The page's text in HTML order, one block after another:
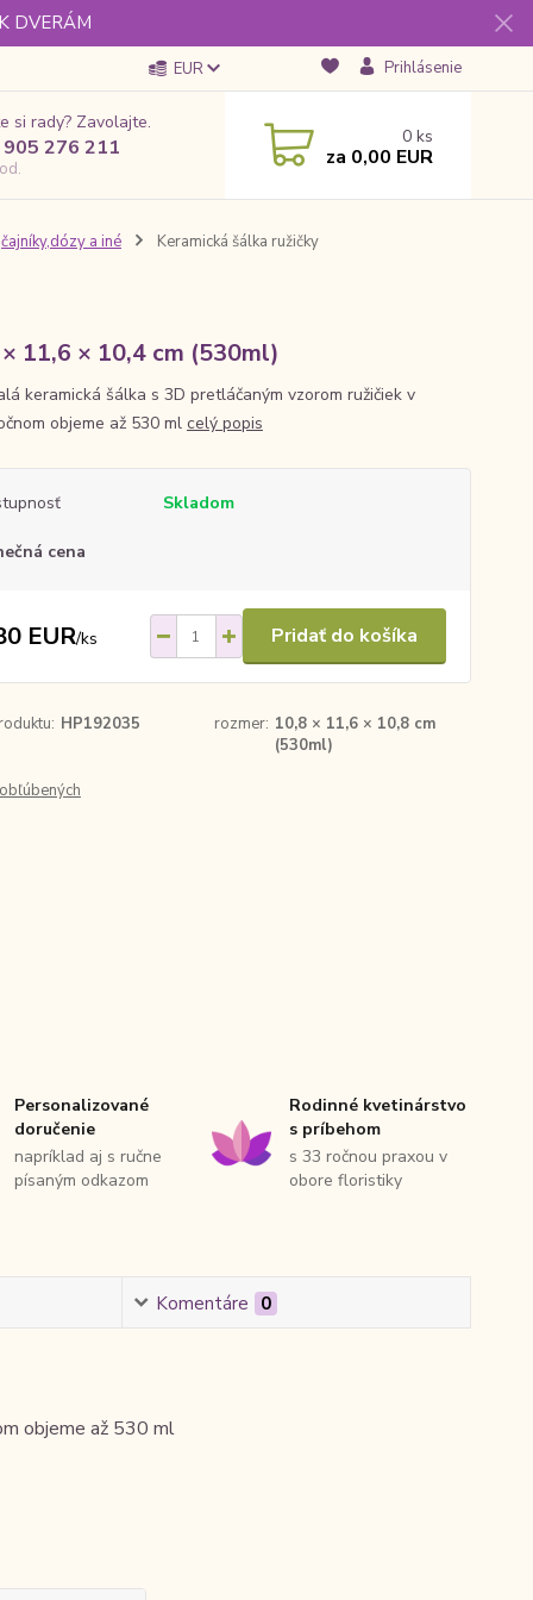
DVERÁM
EUR Prihlásenie
si rady? Zavolajte.
276 211 0 ks
za 0,00 EUR
a iné Keramická šálka ružičky
11,6 × 10,4 cm (530ml)
keramická šálka s 3D pretláčaným vzorom ružičiek v
objeme až 530 ml celý popis
Skladom
cena
EUR/ks Pridať do košíka
HP192035 rozmer: 10,8 × 11,6 × 10,8 cm
(530ml)
Personalizované
doručenie
napríklad aj s ručne
písaným odkazom
Rodinné kvetinárstvo
s príbehom
s 33 ročnou praxou v
obore floristiky
Komentáre 0
objeme až 530 ml